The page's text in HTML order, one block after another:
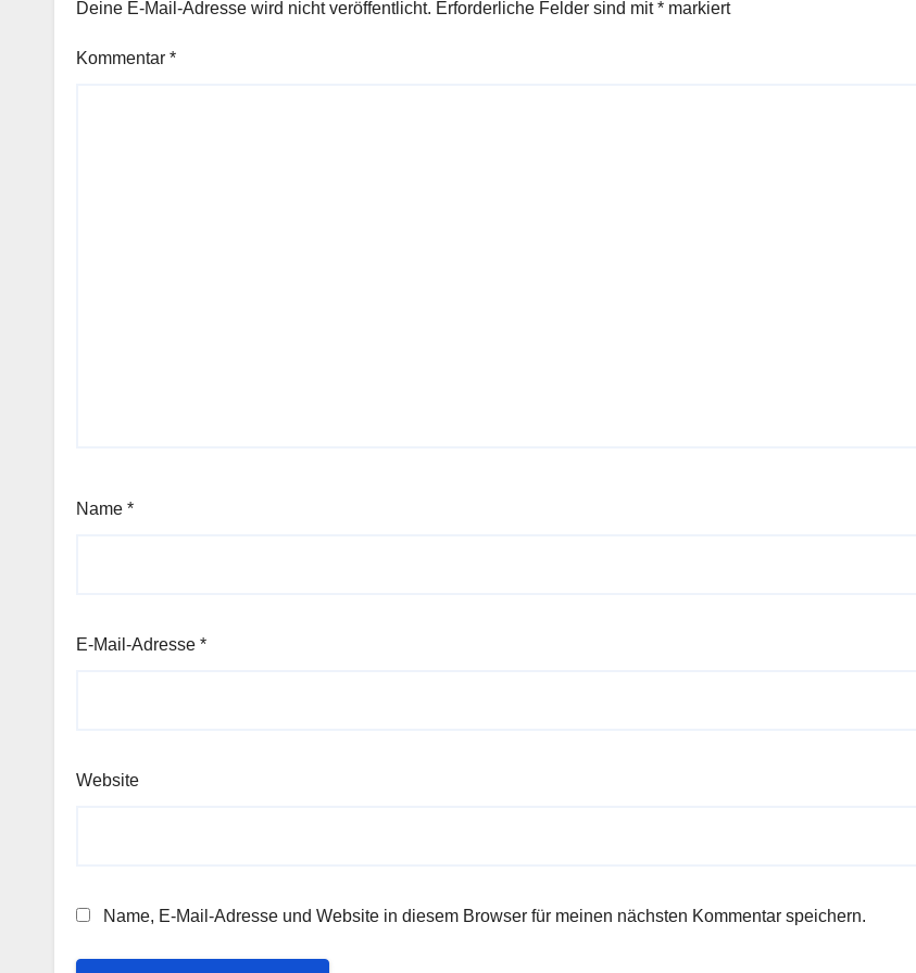
Deine E-Mail-Adresse wird nicht veröffentlicht. Erforderliche Felder sind mit* markiert
Kommentar *
Name *
E-Mail-Adresse *
Website
Name, E-Mail-Adresse und Website in diesem Browser für meinen nächsten Kommentar speichern.